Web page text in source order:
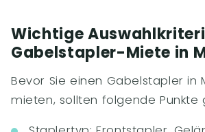
Wichtige
Gabelstapler-Miete in
Bevor Sie einen Gabelstapler in
mieten, sollten folgende Punkte